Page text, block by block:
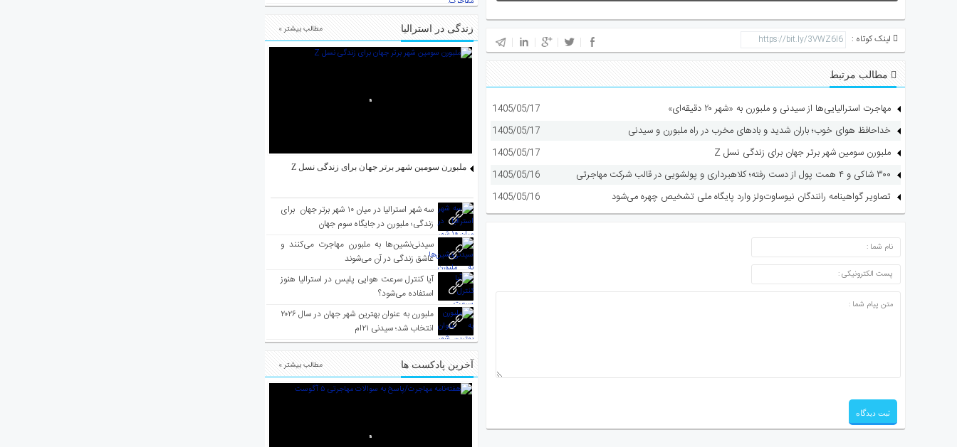
لینک کوتاه :
مطالب مرتبط
مهاجرت استرالیایی‌ها از سیدنی و ملبورن به «شهر ۲۰ دقیقه‌ای» 1405/05/17
خداحافظ هوای خوب؛ باران شدید و بادهای مخرب در راه ملبورن و سیدنی 1405/05/17
ملبورن سومین شهر برتر جهان برای زندگی نسل Z 1405/05/17
۳۰۰ شاکی و ۴ همت پول از دست رفته؛ کلاهبرداری و پولشویی در قالب شرکت مهاجرتی 1405/05/16
تصاویر گواهینامه رانندگان نیوساوت‌ولز وارد پایگاه ملی تشخیص چهره می‌شود 1405/05/16
ارسال دیدگاه
زندگی در استرالیا مطالب بیشتر »
ملبورن سومین شهر برتر جهان برای زندگی نسل Z
سه شهر استرالیا در میان ۱۰ شهر برتر جهان برای
زندگی؛ ملبورن در جایگاه سوم جهان
سیدنی‌نشین‌ها به ملبورن مهاجرت می‌کنند و
عاشق زندگی در آن می‌شوند
آیا کنترل سرعت هوایی پلیس در استرالیا هنوز
استفاده می‌شود؟
ملبورن به عنوان بهترین شهر جهان در سال ۲۰۲۶
انتخاب شد؛ سیدنی ۲۱‌ام
آخرین پادکست ها مطالب بیشتر »